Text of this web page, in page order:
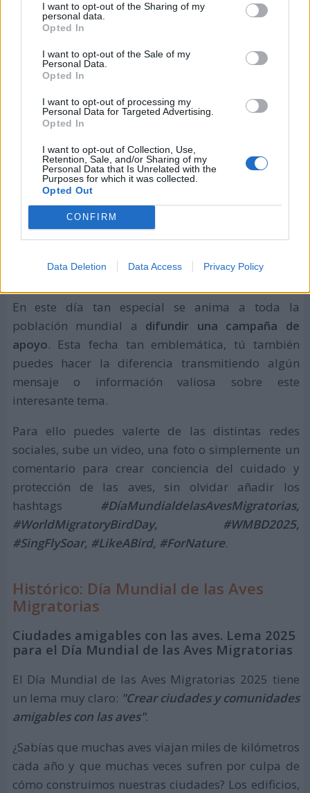
I want to opt-out of the Sharing of my
personal data.
Opted In
I want to opt-out of the Sale of my
Personal Data.
Opted In
I want to opt-out of processing my
Personal Data for Targeted Advertising.
Opted In
I want to opt-out of Collection, Use,
Retention, Sale, and/or Sharing of my
Personal Data that Is Unrelated with the
Purposes for which it was collected.
Opted Out
CONFIRM
Data Deletion Data Access Privacy Policy
En este sentido, resulta esencial el cuidado,
protección y preservación de todas estas especies, sí
los seres humanos desean continuar disfrutando de
la vida tal cual y la conocemos hasta ahora.
¿Qué hacer para celebrar el Día
Mundial de las Aves Migratorias?
En este día tan especial se anima a toda la
población mundial a difundir una campaña de
apoyo. Esta fecha tan emblemática, tú también
puedes hacer la diferencia transmitiendo algún
mensaje o información valiosa sobre este
interesante tema.
Para ello puedes valerte de las distintas redes
sociales, sube un video, una foto o simplemente un
comentario para crear conciencia del cuidado y
protección de las aves, sin olvidar añadir los
hashtags #DíaMundialdelasAvesMigratorias,
#WorldMigratoryBirdDay, #WMBD2025,
#SingFlySoar, #LikeABird, #ForNature.
Histórico: Día Mundial de las Aves
Migratorias
Ciudades amigables con las aves. Lema 2025
para el Día Mundial de las Aves Migratorias
El Día Mundial de las Aves Migratorias 2025 tiene
un lema muy claro: "Crear ciudades y comunidades
amigables con las aves".
¿Sabías que muchas aves viajan miles de kilómetros
cada año y que muchas veces sufren por culpa de
cómo construimos nuestras ciudades? Los edificios,